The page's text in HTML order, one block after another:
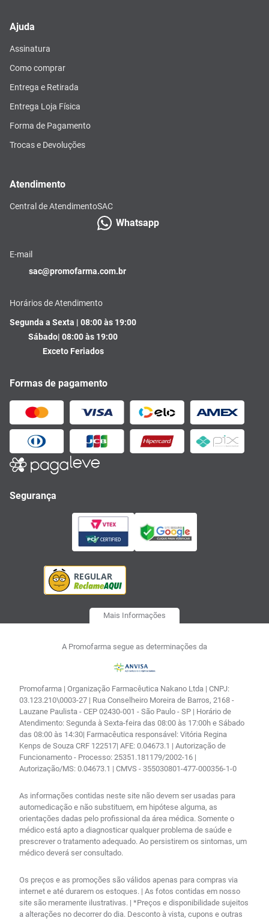
Ajuda
Assinatura
Como comprar
Entrega e Retirada
Entrega Loja Física
Forma de Pagamento
Trocas e Devoluções
Atendimento
Central de AtendimentoSAC
Whatsapp
E-mail
sac@promofarma.com.br
Horários de Atendimento
Segunda a Sexta | 08:00 às 19:00
Sábado| 08:00 às 19:00
Exceto Feriados
Formas de pagamento
Segurança
Mais Informações
A Promofarma segue as determinações da
Promofarma | Organização Farmacêutica Nakano Ltda | CNPJ:
03.123.210\0003-27 | Rua Conselheiro Moreira de Barros, 2168 -
Lauzane Paulista - CEP 02430-001 - São Paulo - SP | Horário de
Atendimento: Segunda à Sexta-feira das 08:00 às 17:00h e Sábado
das 08:00 às 14:30| Farmacêutica responsável: Vitória Regina
Kenps de Souza CRF 122517| AFE: 0.04673.1 | Autorização de
Funcionamento - Processo: 25351.181179/2002-16 |
Autorização/MS: 0.04673.1 | CMVS - 355030801-477-000356-1-0
As informações contidas neste site não devem ser usadas para
automedicação e não substituem, em hipótese alguma, as
orientações dadas pelo profissional da área médica. Somente o
médico está apto a diagnosticar qualquer problema de saúde e
prescrever o tratamento adequado. Ao persistirem os sintomas, um
médico deverá ser consultado.
Os preços e as promoções são válidos apenas para compras via
internet e até durarem os estoques. | As fotos contidas em nosso
site são meramente ilustrativas. | *Preços e disponibilidade sujeitos
a alterações no decorrer do dia. Desconto à vista, cupons e outras